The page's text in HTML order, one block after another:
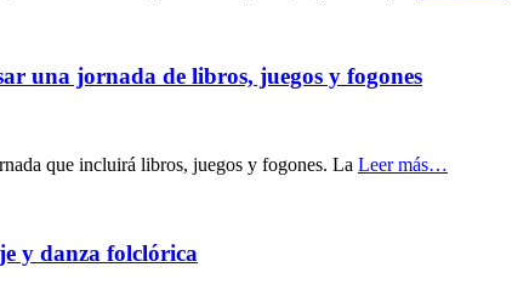
una jornada de libros, juegos y fogones
que incluirá libros, juegos y fogones. La Leer más…
y danza folclórica